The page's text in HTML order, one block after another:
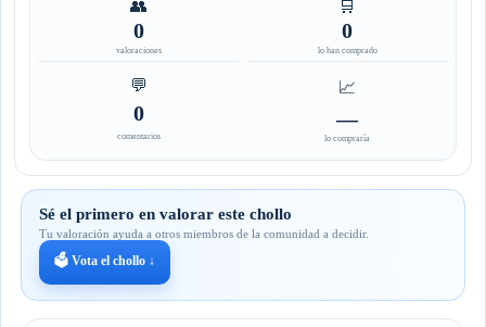
👥
0
valoraciones
🛒
0
lo han comprado
💬
0
comentarios
📈
—
lo compraría
Sé el primero en valorar este chollo
Tu valoración ayuda a otros miembros de la comunidad a decidir.
🗳️ Vota el chollo ↓